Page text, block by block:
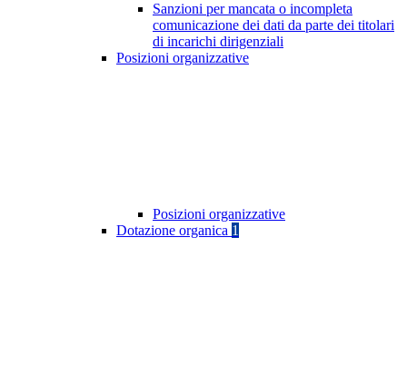
Sanzioni per mancata o incompleta
comunicazione dei dati da parte dei titolari
di incarichi dirigenziali
Posizioni organizzative
Posizioni organizzative
Dotazione organica 1